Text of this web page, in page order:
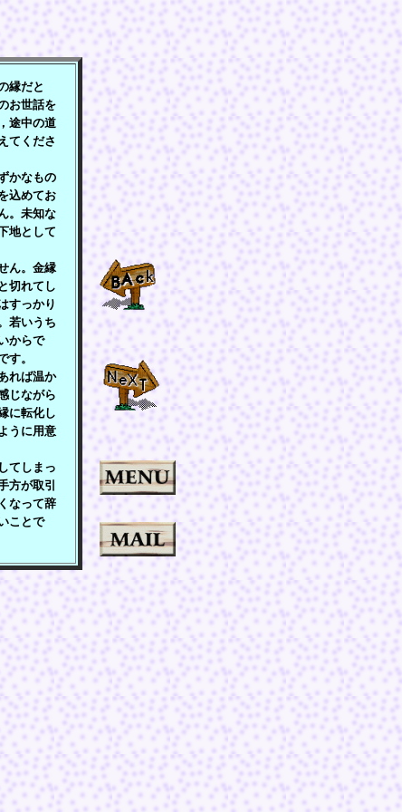
縁だと
お世話を
途中の道
てくださ
かなもの
込めてお
。未知な
地として
ん。金縁
切れてし
すっかり
若いうち
からで
。
れば温か
じながら
に転化し
うに用意
てしまっ
方が取引
なって辞
ことで